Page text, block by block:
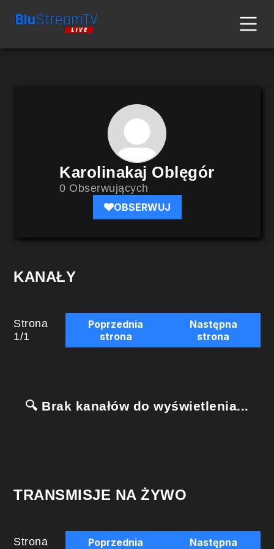
Karolinakaj Oblęgór
0 Obserwujących
OBSERWUJ
KANAŁY
Strona
1/1
Poprzednia
strona
Następna
strona
🔍 Brak kanałów do wyświetlenia...
TRANSMISJE NA ŻYWO
Strona
Poprzednia
Następna